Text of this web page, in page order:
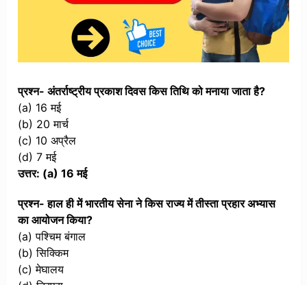
प्रश्न- अंतर्राष्ट्रीय प्रकाश दिवस किस तिथि को मनाया जाता है?
(a) 16 मई
(b) 20 मार्च
(c) 10 अप्रैल
(d) 7 मई
उत्तर: (a) 16 मई
प्रश्न- हाल ही में भारतीय सेना ने किस राज्य में तीस्ता प्रहार अभ्यास
का आयोजन किया?
(a) पश्चिम बंगाल
(b) सिक्किम
(c) मेघालय